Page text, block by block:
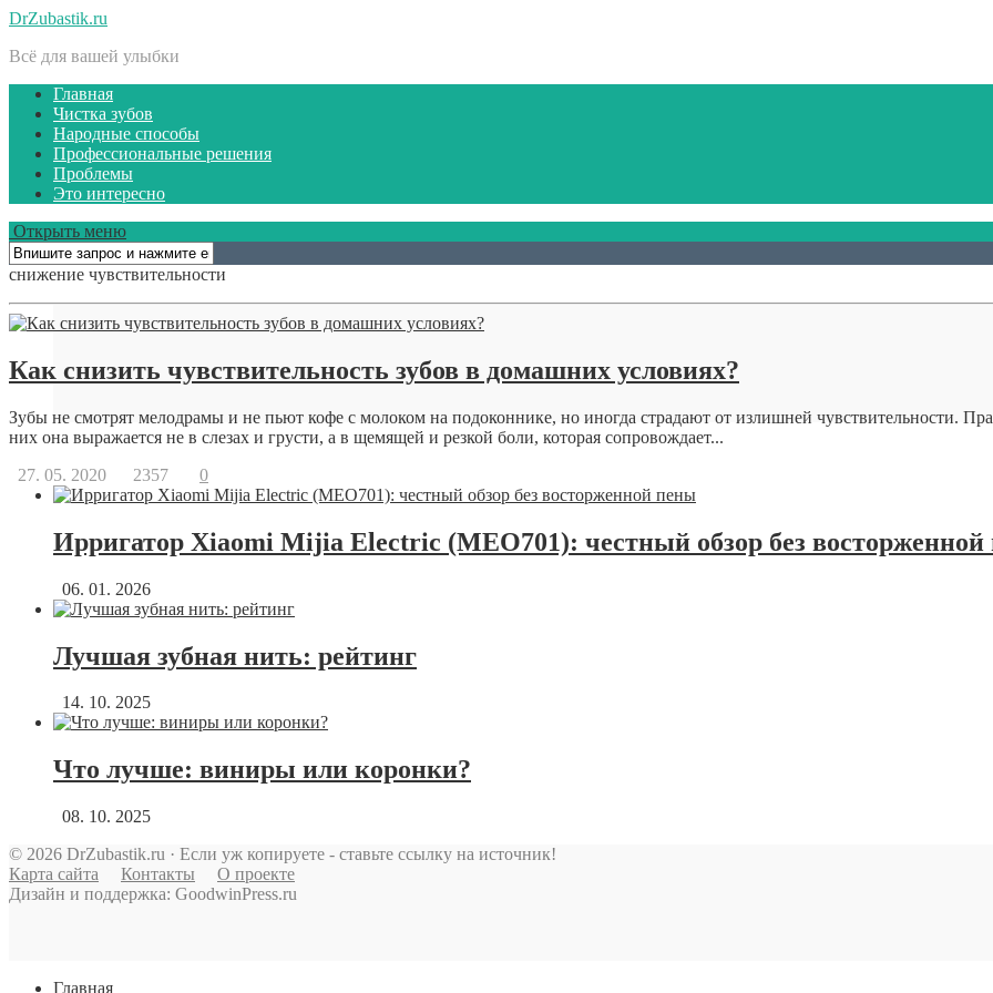
DrZubastik.ru
Всё для вашей улыбки
Главная
Чистка зубов
Народные способы
Профессиональные решения
Проблемы
Это интересно
Открыть меню
снижение чувствительности
Как снизить чувствительность зубов в домашних условиях?
Зубы не смотрят мелодрамы и не пьют кофе с молоком на подоконнике, но иногда страдают от излишней чувствительности.
них она выражается не в слезах и грусти, а в щемящей и резкой боли, которая сопровождает...
27. 05. 2020
2357 0
Ирригатор Xiaomi Mijia Electric (MEO701): честный обзор без
06. 01. 2026
Лучшая зубная нить: рейтинг
14. 10. 2025
Что лучше: виниры или коронки?
08. 10. 2025
© 2026 DrZubastik.ru · Если уж копируете - ставьте ссылку на источник!
Карта сайта
Контакты
О проекте
Дизайн и поддержка: GoodwinPress.ru
Главная